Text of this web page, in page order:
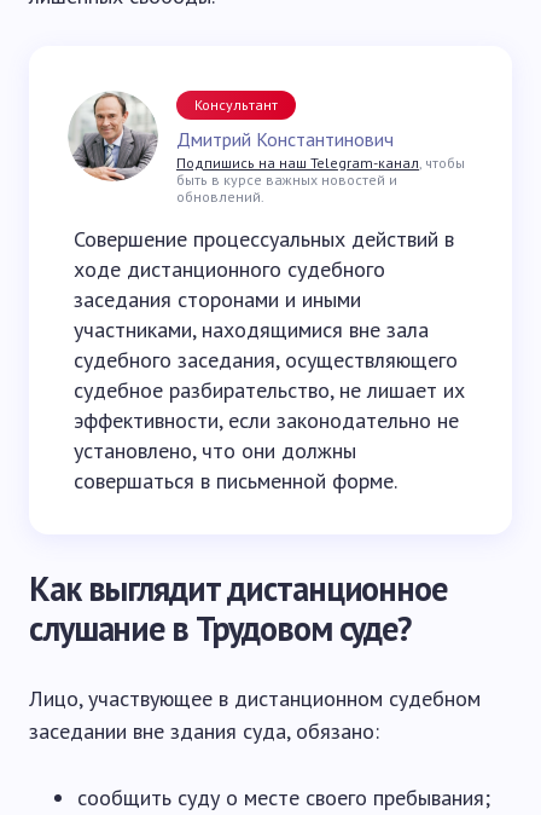
Консультант
Дмитрий Константинович
Подпишись на наш Telegram-канал, чтобы
быть в курсе важных новостей и
обновлений.
Совершение процессуальных действий в
ходе дистанционного судебного
заседания сторонами и иными
участниками, находящимися вне зала
судебного заседания, осуществляющего
судебное разбирательство, не лишает их
эффективности, если законодательно не
установлено, что они должны
совершаться в письменной форме.
Как выглядит дистанционное
слушание в Трудовом суде?
Лицо, участвующее в дистанционном судебном
заседании вне здания суда, обязано:
сообщить суду о месте своего пребывания;